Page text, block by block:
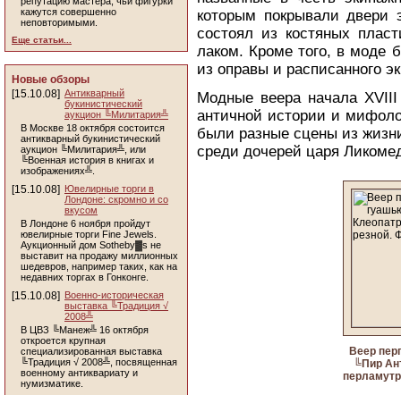
кажутся совершенно
неповторимыми.
Еще статьи...
Новые обзоры
[15.10.08] Антикварный
букинистический
аукцион ╚Милитария╩
В Москве 18 октября состоится
антикварный букинистический
аукцион ╚Милитария╩, или
╚Военная история в книгах и
изображениях╩.
[15.10.08] Ювелирные торги в
Лондоне: скромно и со
вкусом
В Лондоне 6 ноября пройдут
ювелирные торги Fine Jewels.
Аукционный дом Sotheby▓s не
выставит на продажу миллионных
шедевров, например таких, как на
недавних торгах в Гонконге.
[15.10.08] Военно-историческая
выставка ╚Традиция √
2008╩
В ЦВЗ ╚Манеж╩ 16 октября
откроется крупная
специализированная выставка
╚Традиция √ 2008╩, посвященная
военному антиквариату и
нумизматике.
которым покрывали двери
состоял из костяных
лаком. Кроме того, в моде
из оправы и расписанного
Модные веера начала
античной истории и
были разные сцены из
среди дочерей царя
Веер
╚Пир